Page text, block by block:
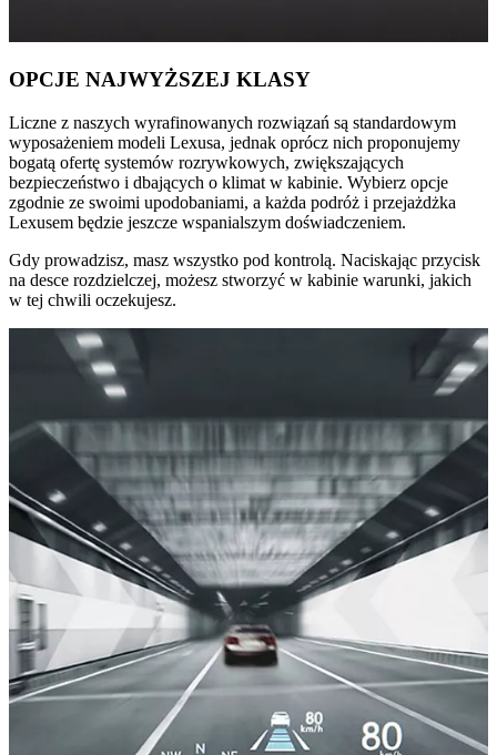
OPCJE NAJWYŻSZEJ KLASY
Liczne z naszych wyrafinowanych rozwiązań są standardowym
wyposażeniem modeli Lexusa, jednak oprócz nich proponujemy
bogatą ofertę systemów rozrywkowych, zwiększających
bezpieczeństwo i dbających o klimat w kabinie. Wybierz opcje
zgodnie ze swoimi upodobaniami, a każda podróż i przejażdżka
Lexusem będzie jeszcze wspanialszym doświadczeniem.
Gdy prowadzisz, masz wszystko pod kontrolą. Naciskając przycisk
na desce rozdzielczej, możesz stworzyć w kabinie warunki, jakich
w tej chwili oczekujesz.